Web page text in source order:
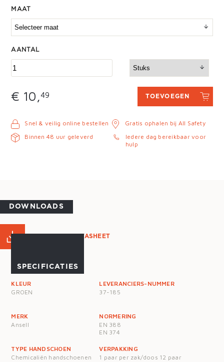
MAAT
AANTAL
€ 10,49 TOEVOEGEN
Snel & veilig online bestellen
Binnen 48 uur geleverd
Gratis ophalen bij All Safety
Iedere dag bereikbaar voor
hulp
DOWNLOADS
PRODUCT DATASHEET
SPECIFICATIES
KLEUR
GROEN
LEVERANCIERS-NUMMER
37-185
MERK
Ansell
NORMERING
EN 388
EN 374
TYPE HANDSCHOEN
Chemicaliën handschoenen
VERPAKKING
1 paar per zak/doos 12 paar